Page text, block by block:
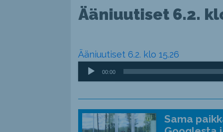
Ääniuutiset 6.2.
Ääniuutiset 6.2. klo 15.26
Äänitoistin
00:00
Sama